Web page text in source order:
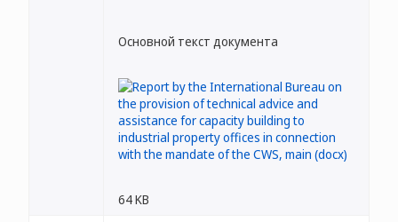
Основной текст документа
64 KB